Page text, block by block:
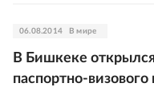
06.08.2014 В мире
В Бишкеке
паспортно-визового